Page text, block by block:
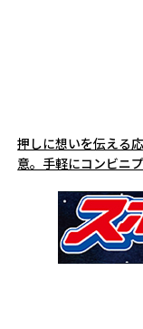
押しに想いを伝える
意。手軽にコンビニプ